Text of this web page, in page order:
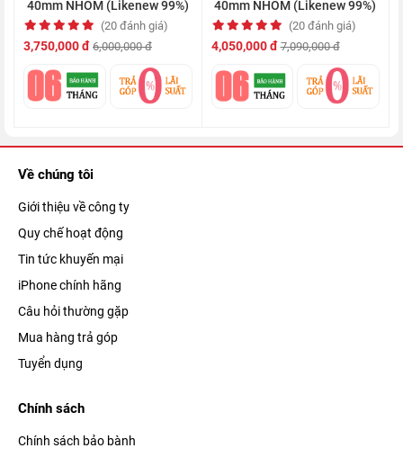
khi bạn bị té ngã và sẽ rung lên kèm theo âm thanh để cảnh
báo, cũng như gửi thông báo khẩn cấp đến số điện thoại đã
Chăm sóc sức khỏe tốt hơn
40mm NHÔM (Likenew 99%)
(20 đánh giá)
3,750,000 đ 6,000,000 đ
40mm NHÔM (Likenew 99%)
(20 đánh giá)
4,050,000 đ 7,090,000 đ
Về chúng tôi
Giới thiệu về công ty
Quy chế hoạt động
Tin tức khuyến mại
iPhone chính hãng
Câu hỏi thường gặp
Mua hàng trả góp
Tuyển dụng
Chính sách
Chính sách bảo bành